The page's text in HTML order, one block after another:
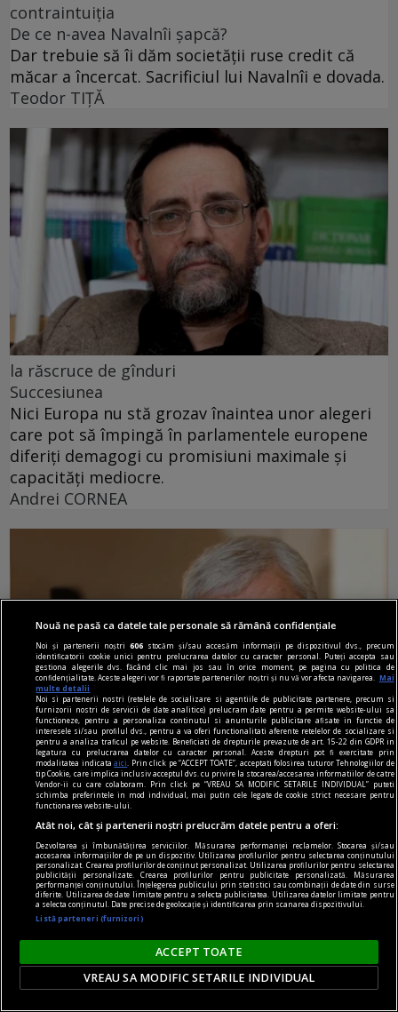
contraintuiția
De ce n-avea Navalnîi șapcă?
Dar trebuie să îi dăm societății ruse credit că
măcar a încercat. Sacrificiul lui Navalnîi e dovada.
Teodor TIŢĂ
la răscruce de gînduri
Succesiunea
Nici Europa nu stă grozav înaintea unor alegeri
care pot să împingă în parlamentele europene
diferiți demagogi cu promisiuni maximale și
capacități mediocre.
Andrei CORNEA
nici așa, nici altminteri
Cum trebuie să fie un președinte
Nu cred în nici o campanie electorală construită
pe negativitate, pe agresiune, pe obsesii strict
individuale.
Andrei PLEŞU
Nouă ne pasă ca datele tale personale să rămână confidențiale
Noi și partenerii noștri606 stocăm și/sau accesăm informații pe dispozitivul dvs., precum
identificatorii cookie unici pentru prelucrarea datelor cu caracter personal. Puteți accepta sau
gestiona alegerile dvs. făcând clic mai jos sau în orice moment, pe pagina cu politica de
confidențialitate. Aceste alegeri vor fi raportate partenerilor noștri și nu vă vor afecta navigarea.
Mai
multe detalii
Noi si partenerii nostri (retelele de socializare si agentiile de publicitate partenere, precum si
furnizorii nostri de servicii de date analitice) prelucram date pentru a permite website-ului sa
functioneze, pentru a personaliza continutul si anunturile publicitare afisate in functie de
interesele si/sau profilul dvs., pentru a va oferi functionalitati aferente retelelor de socializare si
pentru a analiza traficul pe website. Beneficiati de drepturile prevazute de art. 15-22 din GDPR in
legatura cu prelucrarea datelor cu caracter personal. Aceste drepturi pot fi exercitate prin
modalitatea indicataaici
. Prin click pe “ACCEPT TOATE”, acceptati folosirea tuturor Tehnologiilor de
tip Cookie, care implica inclusiv acceptul dvs. cu privire la stocarea/accesarea informatiilor de catre
Vendor-ii cu care colaboram. Prin click pe “VREAU SA MODIFIC SETARILE INDIVIDUAL” puteti
schimba preferintele in mod individual, mai putin cele legate de cookie strict necesare pentru
functionarea website-ului.
Atât noi, cât și partenerii noștri prelucrăm datele pentru a oferi:
Dezvoltarea și îmbunătățirea serviciilor. Măsurarea performanței reclamelor. Stocarea și/sau
accesarea informațiilor de pe un dispozitiv. Utilizarea profilurilor pentru selectarea conținutului
personalizat. Crearea profilurilor de conținut personalizat. Utilizarea profilurilor pentru selectarea
publicității personalizate. Crearea profilurilor pentru publicitate personalizată. Măsurarea
performanței conținutului. Înțelegerea publicului prin statistici sau combinații de date din surse
diferite. Utilizarea de date limitate pentru a selecta publicitatea. Utilizarea datelor limitate pentru
a selecta conținutul. Date precise de geolocație și identificarea prin scanarea dispozitivului.
Listă parteneri (furnizori)
ACCEPT TOATE
VREAU SA MODIFIC SETARILE INDIVIDUAL